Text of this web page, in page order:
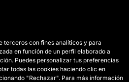
Règlement
Comment se joue la Queens
Billetterie
terceros con fines analíticos y para
en función de un perfil elaborado a
Puedes personalizar tus preferencias
todas las cookies haciendo clic en
"Rechazar". Para más información